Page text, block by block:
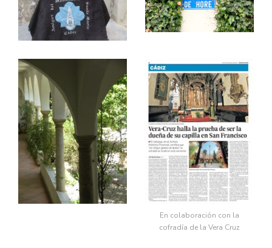
En colaboración con la
cofradía de la Vera Cruz